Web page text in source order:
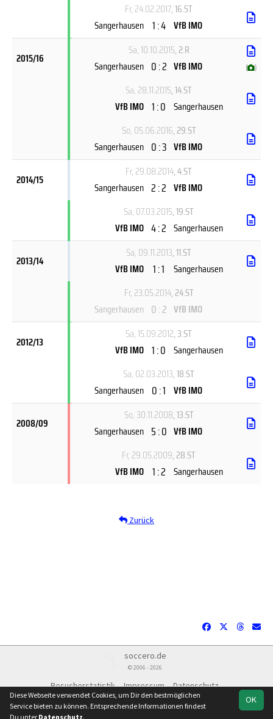
Fr, 24.02.2017, 16.ST
Sangerhausen 1 : 4 VfB IMO
2015/16
Sa, 10.10.2015, 2.R
Sangerhausen 0 : 2 VfB IMO ( )
Sa, 28.11.2015, 14.ST
VfB IMO 1 : 0 Sangerhausen
So, 05.06.2016, 29.ST
Sangerhausen 0 : 3 VfB IMO
2014/15
Fr, 29.08.2014, 4.ST
Sangerhausen 2 : 2 VfB IMO
Sa, 07.03.2015, 19.ST
VfB IMO 4 : 2 Sangerhausen
2013/14
Sa, 09.11.2013, 11.ST
VfB IMO 1 : 1
Sangerhausen
Fr, 23.05.2014, 24.ST
Sangerhausen 0 : 2 VfB IMO
2012/13
Sa, 15.09.2012, 3.ST
VfB IMO 1 : 0 Sangerhausen
Sa, 02.03.2013, 18.ST
Sangerhausen 0 : 1 VfB IMO
2008/09
So, 30.11.2008, 13.ST
Sangerhausen 5 : 0 VfB IMO
Fr, 29.05.2009, 28.ST
VfB IMO 1 : 2 Sangerhausen
Zurück
soccero.de
© 2006 - 2026
Besucherstatistik Impressum
Datenschutz
OK
Diese Webseite verwendet Cookies, um Dir den bestmöglichen
Service bieten zu können. Entsprechende Informationen findest
Du unter Datenschutz.